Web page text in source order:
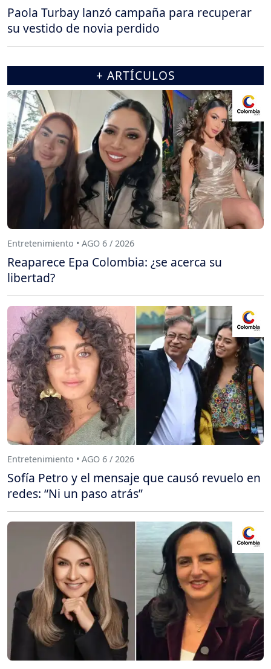
Paola Turbay lanzó campaña para recuperar
su vestido de novia perdido
+ ARTÍCULOS
Entretenimiento • AGO 6 / 2026
Reaparece Epa Colombia: ¿se acerca su
libertad?
Entretenimiento • AGO 6 / 2026
Sofía Petro y el mensaje que causó revuelo en
redes: “Ni un paso atrás”